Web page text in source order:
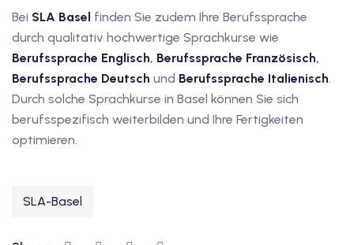
Deutschkurse mit
mit Gutschein
Bei SLA Basel finden Sie zudem Ihre Berufssprache
durch qualitativ hochwertige Sprachkurse wie
Berufssprache Englisch, Berufssprache Französisch,
Berufssprache Deutsch und Berufssprache Italienisch.
Durch solche Sprachkurse in Basel können Sie sich
berufsspezifisch weiterbilden und Ihre Fertigkeiten
optimieren.
SLA-Basel